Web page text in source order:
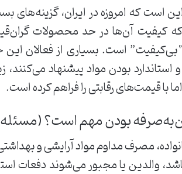
است که امروزه در ایران، گزینه‌های
که کیفیت آن‌ها در حد محصولات
“بی‌کیفیت” است. بسیاری از فعالان
استاندارد بودن مواد پیشنهاد می‌کنند،
با قیمت‌های رقابتی را فراهم کرده است.
بودن مهم است؟
مصرف مداوم مواد آرایشی و
باشد، والدین یا مجبور می‌شوند دفعات